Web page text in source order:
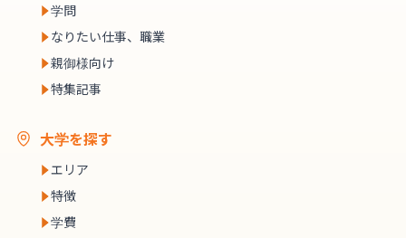
学問
なりたい仕事、職業
親御様向け
特集記事
大学を探す
エリア
特徴
学費